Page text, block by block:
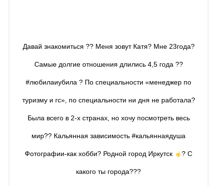
Давай знакомиться ?? Меня зовут Катя? Мне 23года?
Самые долгие отношения длились 4,5 года ??
#любилаиубила ? По специальности «менеджер по
туризму и гс», по специальности ни дня не работала?
Была всего в 2-х странах, но хочу посмотреть весь
мир?? Кальянная зависимость #кальяннаядуша
Фотографии-как хобби? Родной город Иркутск ? С
какого ты города???